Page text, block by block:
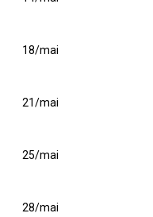
18/mai
21/mai
25/mai
28/mai